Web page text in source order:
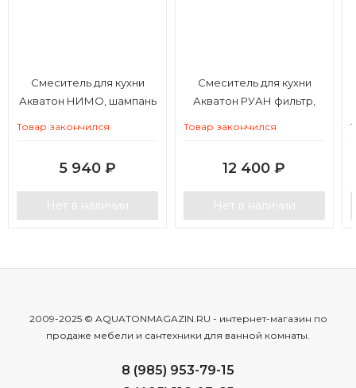
Смеситель для кухни
Акватон НИМО, шампань
Товар закончился
5 940 ₽
Нет в наличии
Смеситель для кухни
Акватон РУАН фильтр,
Товар закончился
12 400 ₽
Нет в наличии
2009-2025 © AQUATONMAGAZIN.RU - интернет-магазин по
продаже мебели и сантехники для ванной комнаты.
8 (985) 953-79-15